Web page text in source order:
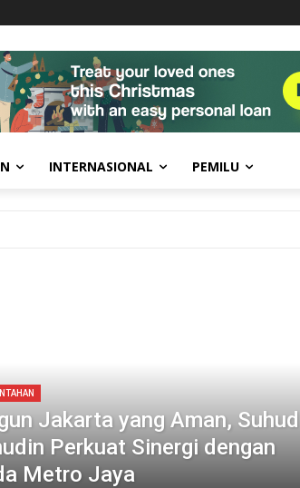
INTERNASIONAL PEMILU
Jakarta yang Aman, Suhud
Perkuat Sinergi dengan
Metro Jaya